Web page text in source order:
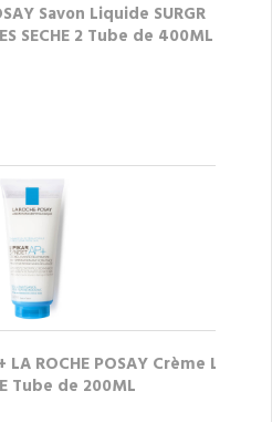
Savon Liquide SURGR
SECHE 2 Tube de 400ML
LA ROCHE POSAY Crème L
Tube de 200ML